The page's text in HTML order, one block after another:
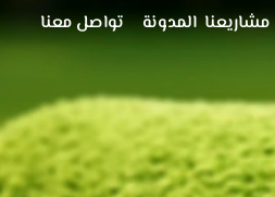
مشاريعنا المدونة تواصل معنا